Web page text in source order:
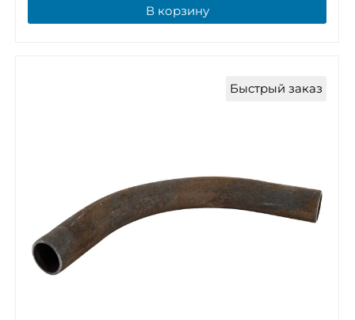
В корзину
Быстрый заказ